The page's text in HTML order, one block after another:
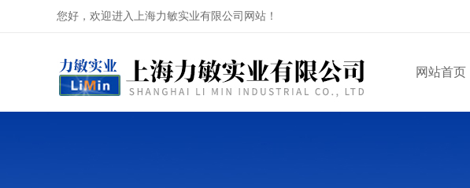
您好，欢迎进入上海力敏实业有限公司网站！
网站首页